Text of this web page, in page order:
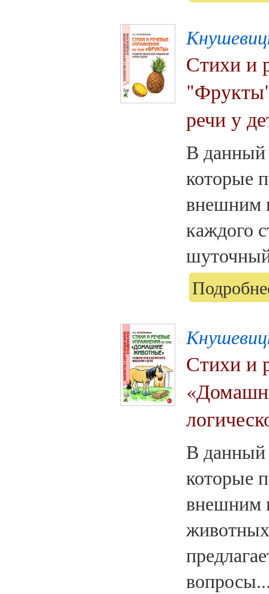
Стихи и
речи у
В данный
которые
внешним
каждого
Стихи и
В данный
которые
внешним